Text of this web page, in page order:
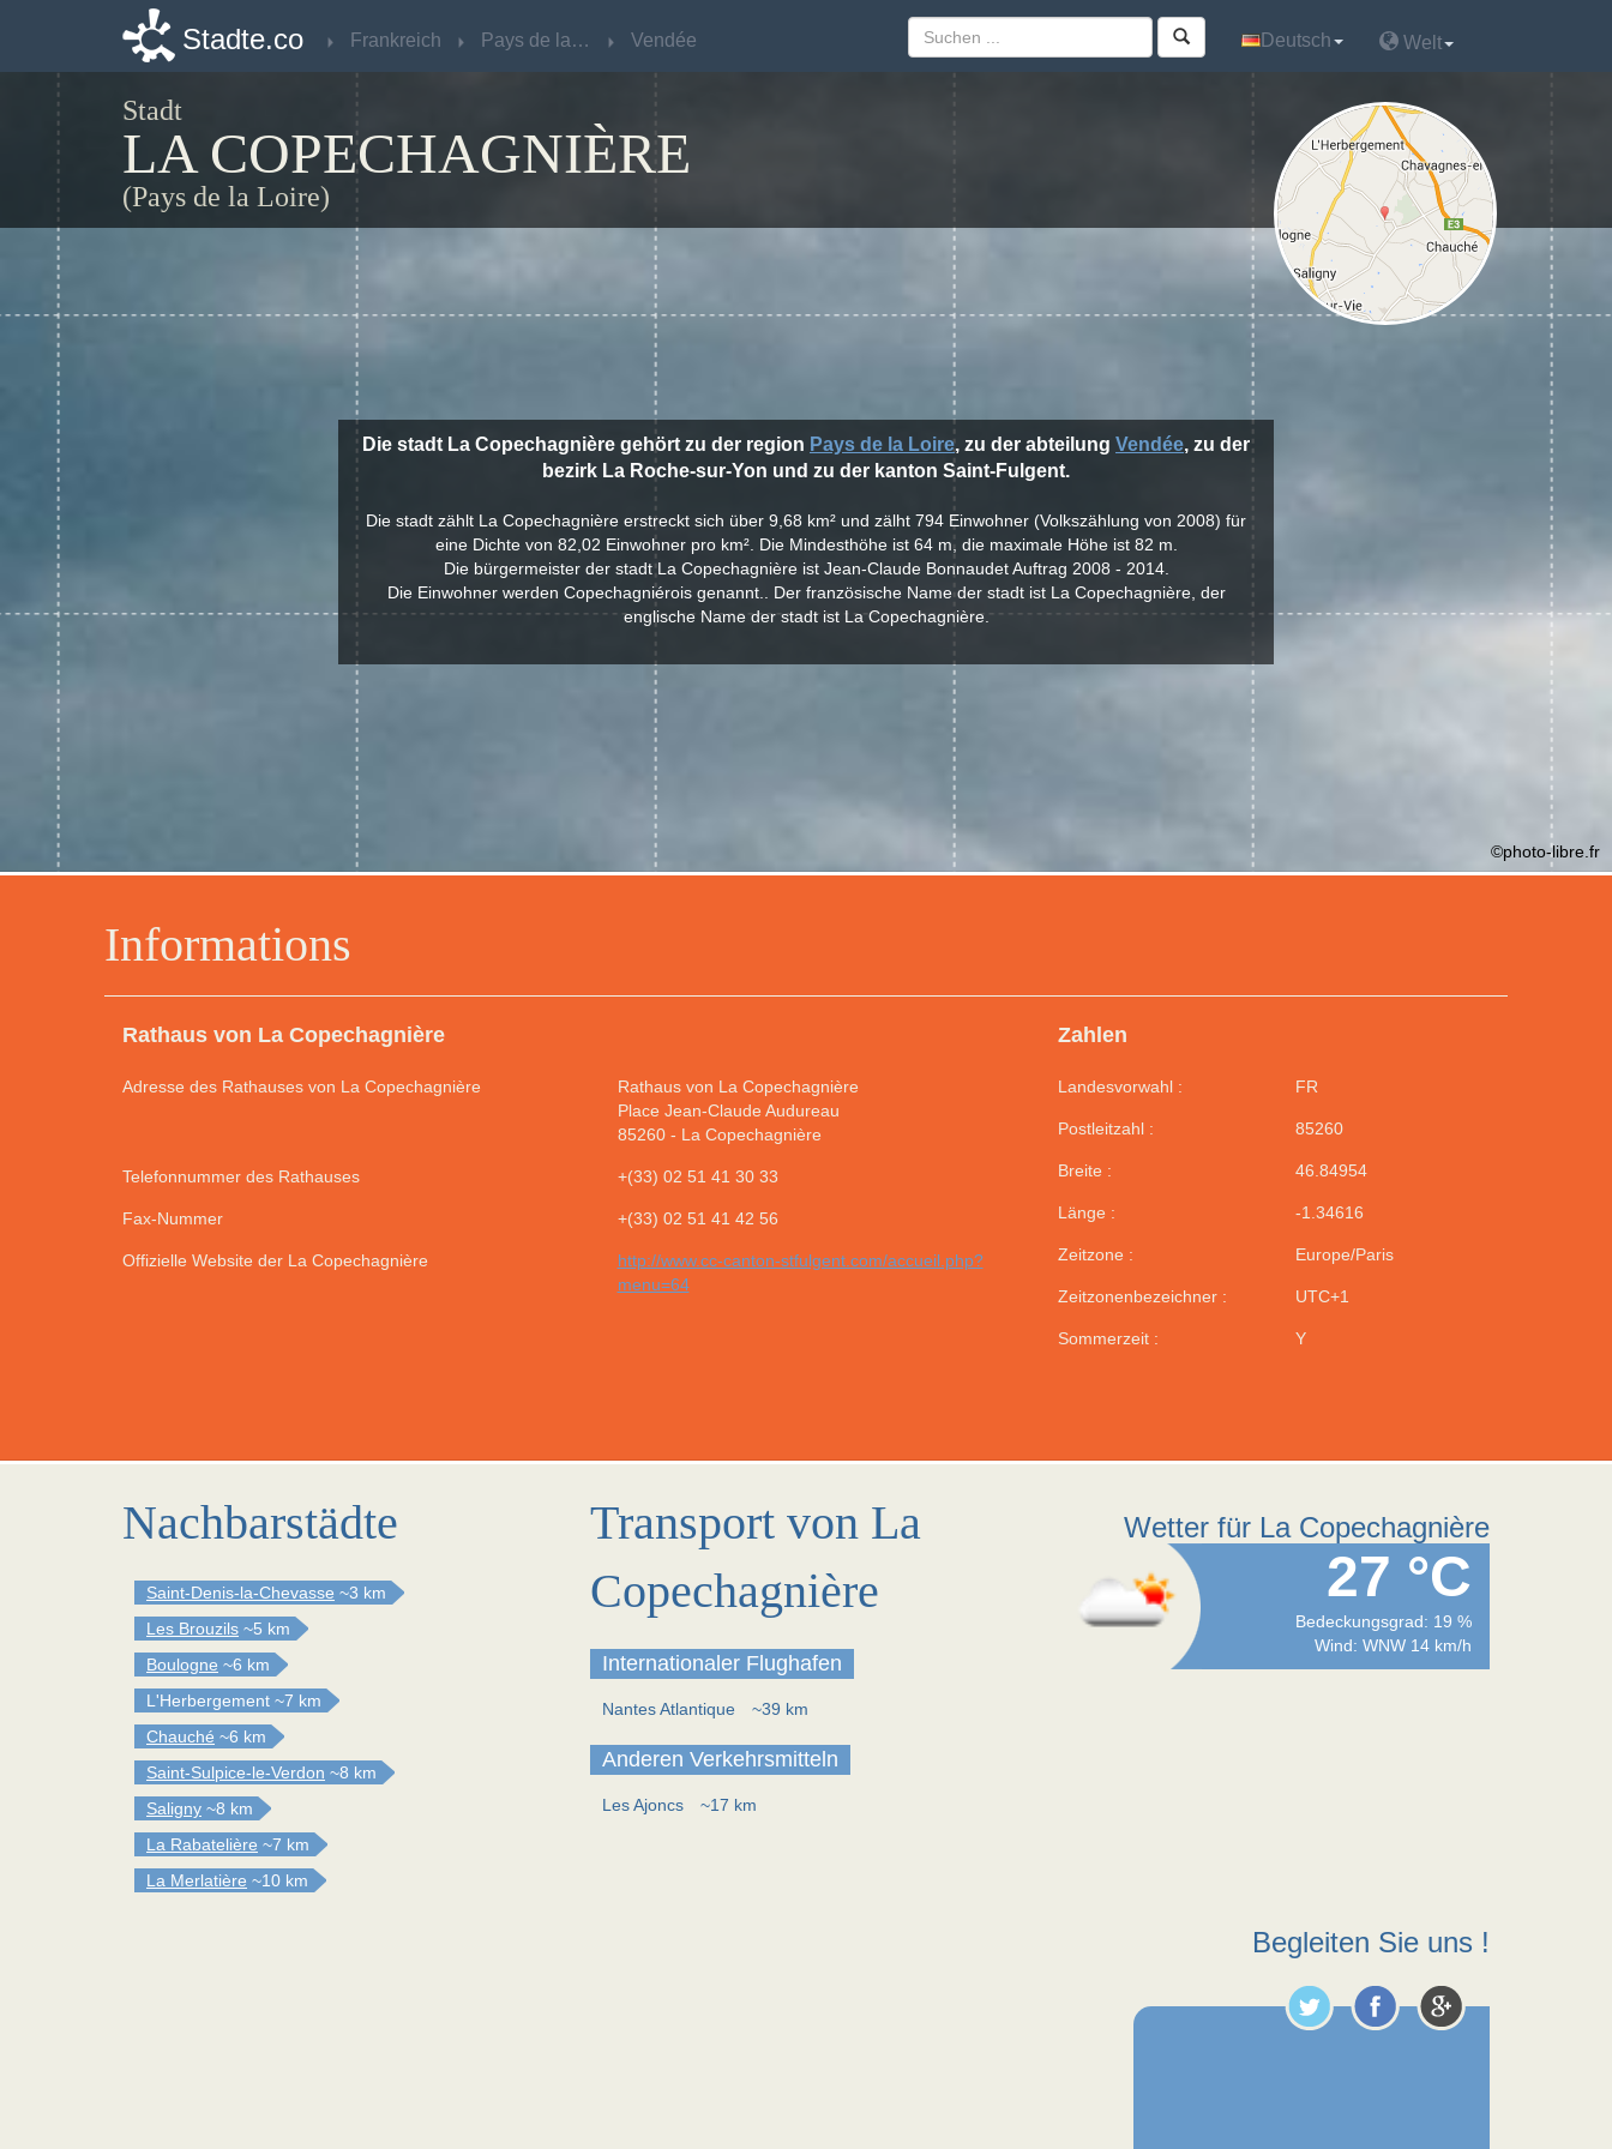
Stadte.co Frankreich Pays de la Loire Vendée Deutsch Welt
Stadt
LA COPECHAGNIÈRE
(Pays de la Loire)
Informations
Rathaus von La Copechagnière
Adresse des Rathauses von La Copechagnière
Rathaus von La Copechagnière
Place Jean-Claude Audureau
85260- La Copechagnière
Telefonnummer des Rathauses +(33) 02 51 41 30 33
Fax-Nummer +(33) 02 51 41 42 56
Offizielle Website der La Copechagnière
http://www.cc-canton-stfulgent.com/accueil.php?
menu=64
Zahlen
Landesvorwahl : FR
Postleitzahl : 85260
Breite : 46.84954
Länge : -1.34616
Zeitzone : Europe/Paris
Zeitzonenbezeichner : UTC+1
Sommerzeit : Y
Die stadt La Copechagnière gehört zu der region Pays de la Loire, zu der abteilung Vendée, zu der
bezirk La Roche-sur-Yon und zu der kanton Saint-Fulgent.
Die stadt zählt La Copechagnière erstreckt sich über 9,68 km² und zälht 794 Einwohner (Volkszählung von 2008) für
eine Dichte von 82,02 Einwohner pro km². Die Mindesthöhe ist 64 m, die maximale Höhe ist 82 m.
Die bürgermeister der stadt La Copechagnière ist Jean-Claude Bonnaudet Auftrag 2008 - 2014.
Die Einwohner werden Copechagniérois genannt.. Der französische Name der stadt ist La Copechagnière, der
englische Name der stadt ist La Copechagnière.
©photo-libre.fr
Nachbarstädte
Saint-Denis-la-Chevasse ~3 km
Les Brouzils ~5 km
Boulogne ~6 km
L'Herbergement ~7 km
Chauché ~6 km
Saint-Sulpice-le-Verdon ~8 km
Saligny ~8 km
La Rabatelière ~7 km
La Merlatière ~10 km
Transport von La
Copechagnière
Internationaler Flughafen
Nantes Atlantique ~39 km
Anderen Verkehrsmitteln
Les Ajoncs ~17 km
Wetter für La Copechagnière
27 °C
Bedeckungsgrad: 19 %
Wind: WNW 14 km/h
Begleiten Sie uns !
Stadte.co Frankreich Pays de la Loire Vendée Deutsch Welt